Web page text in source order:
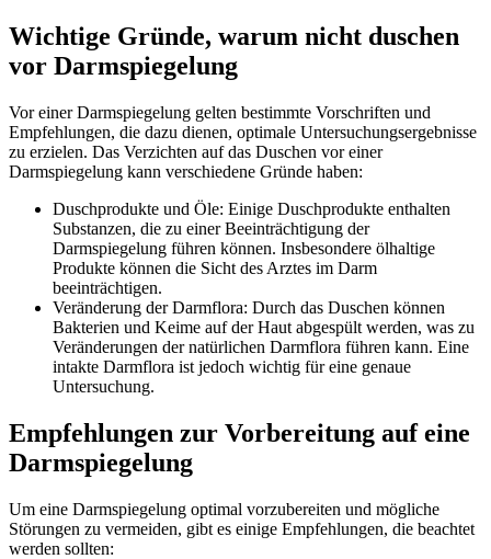
Wichtige Gründe, warum nicht duschen
vor Darmspiegelung
Vor einer Darmspiegelung gelten bestimmte Vorschriften und
Empfehlungen, die dazu dienen, optimale Untersuchungsergebnisse
zu erzielen. Das Verzichten auf das Duschen vor einer
Darmspiegelung kann verschiedene Gründe haben:
Duschprodukte und Öle: Einige Duschprodukte enthalten
Substanzen, die zu einer Beeinträchtigung der
Darmspiegelung führen können. Insbesondere ölhaltige
Produkte können die Sicht des Arztes im Darm
beeinträchtigen.
Veränderung der Darmflora: Durch das Duschen können
Bakterien und Keime auf der Haut abgespült werden, was zu
Veränderungen der natürlichen Darmflora führen kann. Eine
intakte Darmflora ist jedoch wichtig für eine genaue
Untersuchung.
Empfehlungen zur Vorbereitung auf eine
Darmspiegelung
Um eine Darmspiegelung optimal vorzubereiten und mögliche
Störungen zu vermeiden, gibt es einige Empfehlungen, die beachtet
werden sollten: